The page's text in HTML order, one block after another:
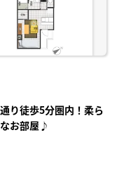
り徒歩5分圏内！柔ら
お部屋♪